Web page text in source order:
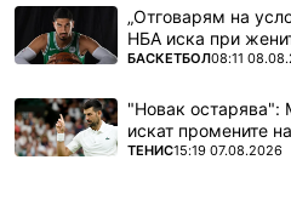
„Отговарям на
НБА иска при
ПОВЕЧЕ ОТ
БАСКЕТБОЛ08:11
"Новак остарява":
искат промените
ПОВЕЧЕ ОТ
ТЕНИС15:19 07.08.2026